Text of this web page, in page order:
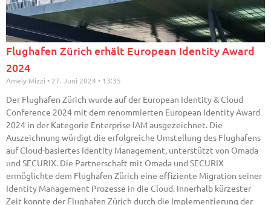
Flughafen Zürich erhält European Identity Award
2024
Amely Mizzi 27. Juni 2024 13:35
Der Flughafen Zürich wurde auf der European Identity & Cloud
Conference 2024 mit dem renommierten European Identity Award
2024 in der Kategorie Enterprise IAM ausgezeichnet. Die
Auszeichnung würdigt die erfolgreiche Umstellung des Flughafens
auf Cloud-basiertes Identity Management, unterstützt von Omada
und SECURIX. Die Partnerschaft mit Omada und SECURIX
ermöglichte dem Flughafen Zürich eine effiziente Migration seiner
Identity Management Prozesse in die Cloud. Innerhalb kürzester
Zeit konnte der Flughafen Zürich durch die Implementierung der